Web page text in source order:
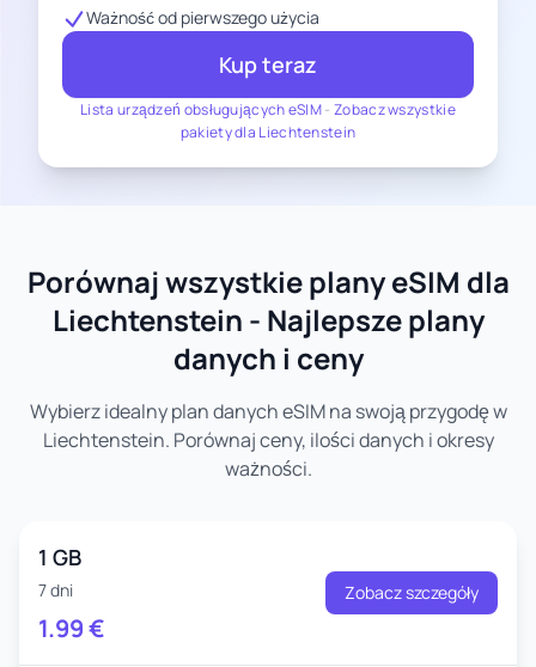
Lista urządzeń obsługujących eSIM- Zobacz wszystkie
pakiety dla Liechtenstein
Ważność od pierwszego użycia
Kup teraz
Porównaj wszystkie plany eSIM dla
Liechtenstein - Najlepsze plany
danych i ceny
Wybierz idealny plan danych eSIM na swoją przygodę w
Liechtenstein. Porównaj ceny, ilości danych i okresy
ważności.
1 GB
7 dni
1.99€
Zobacz szczegóły